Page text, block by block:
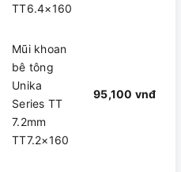
TT6.4×160
Mũi khoan
bê tông
Unika
Series TT
7.2mm
TT7.2×160
95,100 vnđ